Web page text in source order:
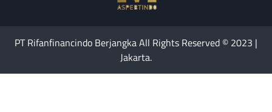
PT Rifanfinancindo Berjangka All Rights Reserved © 2023 |
Jakarta.